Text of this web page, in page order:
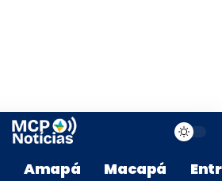
Amapá Macapá